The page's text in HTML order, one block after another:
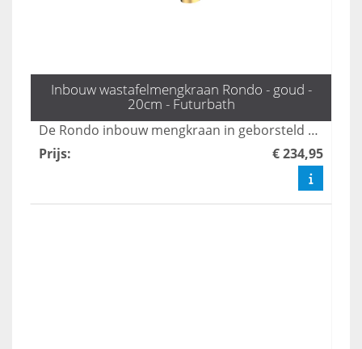
Inbouw wastafelmengkraan Rondo - goud -
20cm - Futurbath
De Rondo inbouw mengkraan in geborsteld mat goud voegt een luxe uitstraling toe aan uw badkamer. Met een praktische uitloop van 20 cm combineert deze kraan elegant design met optimale functionaliteit, perfect voor een moderne badkamerinrichting. Upgrade uw ruimte met deze stijlvolle en duurzame kraan.
Prijs: € 234,95